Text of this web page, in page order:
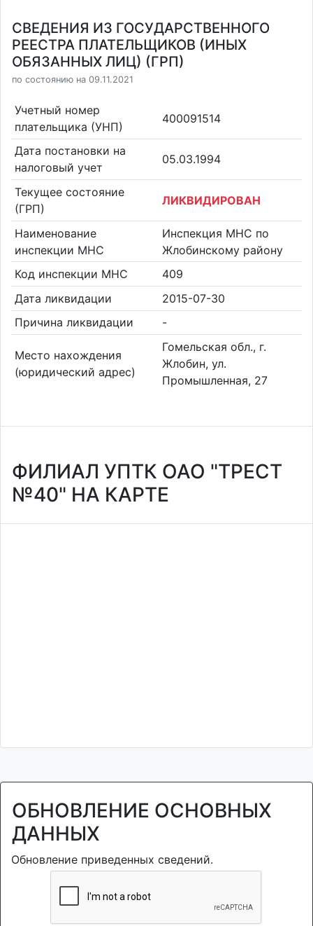
СВЕДЕНИЯ ИЗ ГОСУДАРСТВЕННОГО
РЕЕСТРА ПЛАТЕЛЬЩИКОВ (ИНЫХ
ОБЯЗАННЫХ ЛИЦ) (ГРП)
по состоянию на 09.11.2021
Учетный номер
плательщика (УНП)
400091514
Дата постановки на
налоговый учет
05.03.1994
Текущее состояние
(ГРП)
ЛИКВИДИРОВАН
Наименование
инспекции МНС
Инспекция МНС по
Жлобинскому району
Код инспекции МНС
409
Дата ликвидации
2015-07-30
Причина ликвидации
-
Место нахождения
(юридический адрес)
Гомельская обл., г.
Жлобин, ул.
Промышленная, 27
ФИЛИАЛ УПТК ОАО "ТРЕСТ
№40" НА КАРТЕ
ОБНОВЛЕНИЕ ОСНОВНЫХ
ДАННЫХ
Обновление приведенных сведений.